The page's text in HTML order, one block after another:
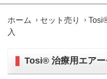
ホーム セット売り
入
Tosi® 治療用エアー